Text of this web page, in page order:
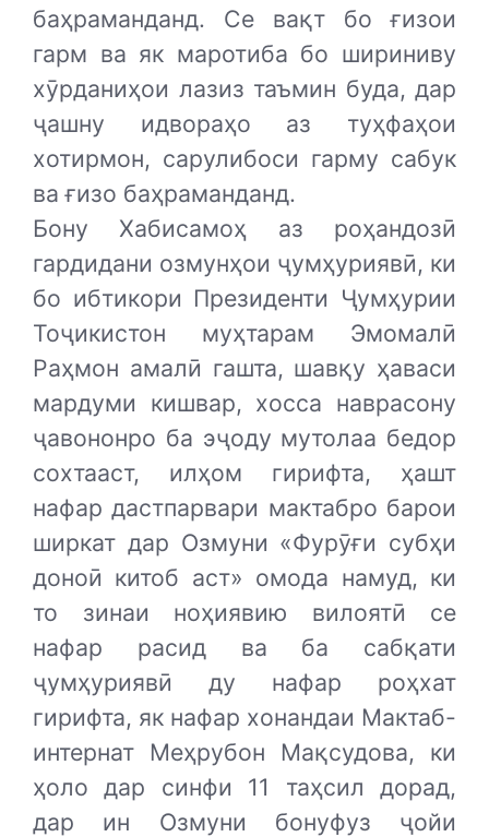
баҳраманданд. Се вақт бо ғизои
гарм ва як маротиба бо шириниву
хӯрданиҳои лазиз таъмин буда, дар
ҷашну идвораҳо аз туҳфаҳои
хотирмон, сарулибоси гарму сабук
ва ғизо баҳраманданд.
Бону Хабисамоҳ аз роҳандозӣ
гардидани озмунҳои ҷумҳуриявӣ, ки
бо ибтикори Президенти Ҷумҳурии
Тоҷикистон муҳтарам Эмомалӣ
Раҳмон амалӣ гашта, шавқу ҳаваси
мардуми кишвар, хосса наврасону
ҷавононро ба эҷоду мутолаа бедор
сохтааст, илҳом гирифта, ҳашт
нафар дастпарвари мактабро барои
ширкат дар Озмуни «Фурӯғи субҳи
доноӣ китоб аст» омода намуд, ки
то зинаи ноҳиявию вилоятӣ се
нафар расид ва ба сабқати
ҷумҳуриявӣ ду нафар роҳхат
гирифта, як нафар хонандаи Мактаб-
интернат Меҳрубон Мақсудова, ки
ҳоло дар синфи 11 таҳсил дорад,
дар ин Озмуни бонуфуз ҷойи